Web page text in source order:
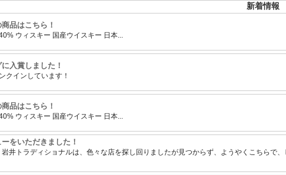
新着情報
品はこちら！
ウィスキー 国産ウイスキー 日本...
入賞しました！
クインしています！
品はこちら！
ウィスキー 国産ウイスキー 日本...
をいただきました！
井トラディショナルは、色々な店を探し回りましたが見つからず、ようやくこちら